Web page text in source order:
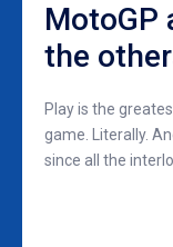
MotoGP
the
Play is the
game. Literally.
since all the